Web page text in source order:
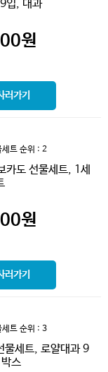
입, 대과
원
러가기
세트순위 : 2
도 선물세트, 1세
원
러가기
세트순위 : 3
물세트, 로얄대과 9
스